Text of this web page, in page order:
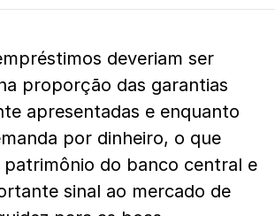
deveriam ser
proporção das garantias
apresentadas e enquanto
por dinheiro, o que
do banco central e
sinal ao mercado de